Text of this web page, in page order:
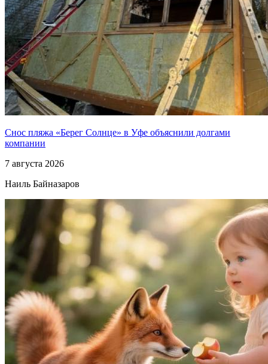
Снос пляжа «Берег Солнце» в Уфе объяснили долгами
компании
7 августа 2026
Наиль Байназаров